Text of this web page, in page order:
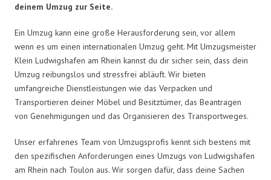
deinem Umzug zur Seite.
Ein Umzug kann eine große Herausforderung sein, vor allem
wenn es um einen internationalen Umzug geht. Mit Umzugsmeister
Klein Ludwigshafen am Rhein kannst du dir sicher sein, dass dein
Umzug reibungslos und stressfrei abläuft. Wir bieten
umfangreiche Dienstleistungen wie das Verpacken und
Transportieren deiner Möbel und Besitztümer, das Beantragen
von Genehmigungen und das Organisieren des Transportweges.
Unser erfahrenes Team von Umzugsprofis kennt sich bestens mit
den spezifischen Anforderungen eines Umzugs von Ludwigshafen
am Rhein nach Toulon aus. Wir sorgen dafür, dass deine Sachen